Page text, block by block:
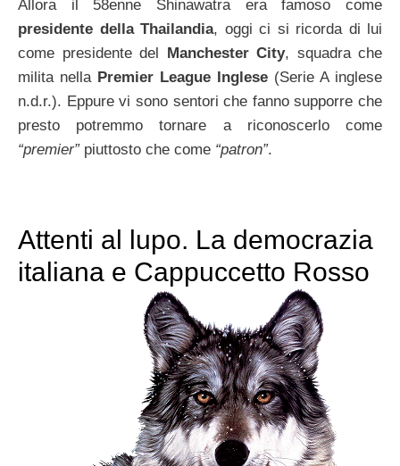
Allora il 58enne Shinawatra era famoso come
presidente della Thailandia, oggi ci si ricorda di lui
come presidente del Manchester City, squadra che
milita nella Premier League Inglese (Serie A inglese
n.d.r.). Eppure vi sono sentori che fanno supporre che
presto potremmo tornare a riconoscerlo come
“premier”piuttosto che come “patron”.
Attenti al lupo. La democrazia
italiana e Cappuccetto Rosso